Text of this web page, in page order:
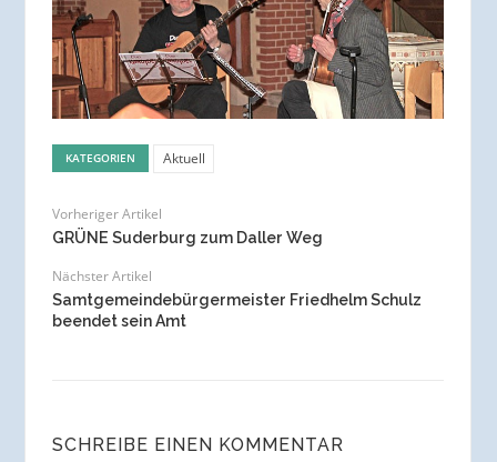
KATEGORIEN Aktuell
Vorheriger Artikel
GRÜNE Suderburg zum Daller Weg
Nächster Artikel
Samtgemeindebürgermeister Friedhelm Schulz
beendet sein Amt
SCHREIBE EINEN KOMMENTAR